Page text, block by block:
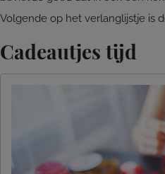
Volgende op het verlanglijstje is
Cadeautjes tijd